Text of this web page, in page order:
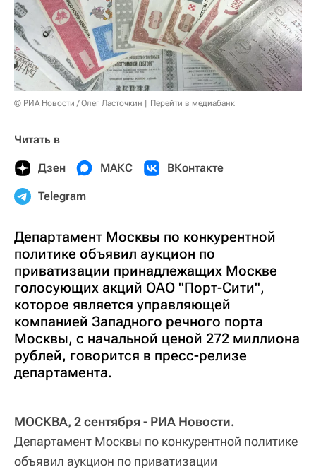
© РИА Новости / Олег Ласточкин Перейти в медиабанк
Читать в
Дзен МАКС ВКонтакте
Telegram
Департамент Москвы по конкурентной
политике объявил аукцион по
приватизации принадлежащих Москве
голосующих акций ОАО "Порт-Сити",
которое является управляющей
компанией Западного речного порта
Москвы, с начальной ценой 272 миллиона
рублей, говорится в пресс-релизе
департамента.
МОСКВА, 2 сентября - РИА Новости.
Департамент Москвы по конкурентной политике
объявил аукцион по приватизации